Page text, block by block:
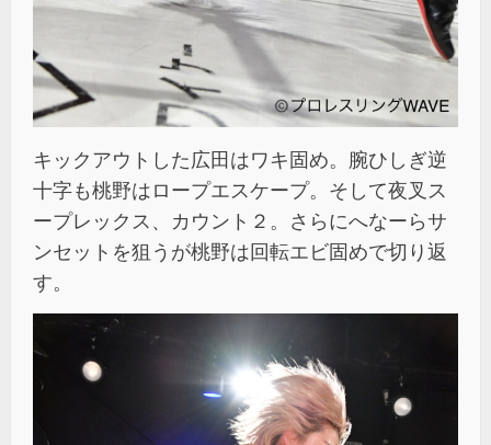
キックアウトした広田はワキ固め。腕ひしぎ逆
十字も桃野はロープエスケープ。そして夜叉ス
ープレックス、カウント２。さらにへなーらサ
ンセットを狙うが桃野は回転エビ固めで切り返
す。